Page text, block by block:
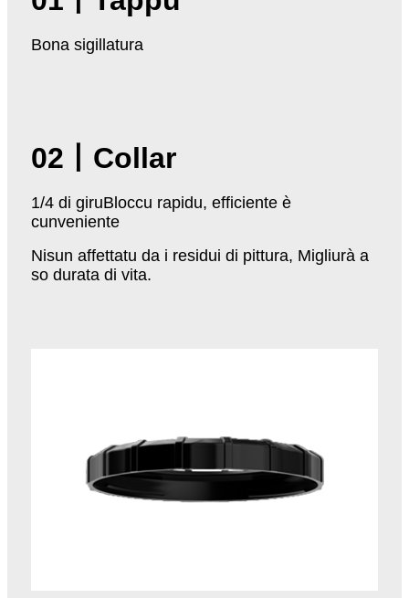
Bona sigillatura
02丨Collar
1/4 di giruBloccu rapidu, efficiente è
cunveniente
Nisun affettatu da i residui di pittura, Migliurà a
so durata di vita.